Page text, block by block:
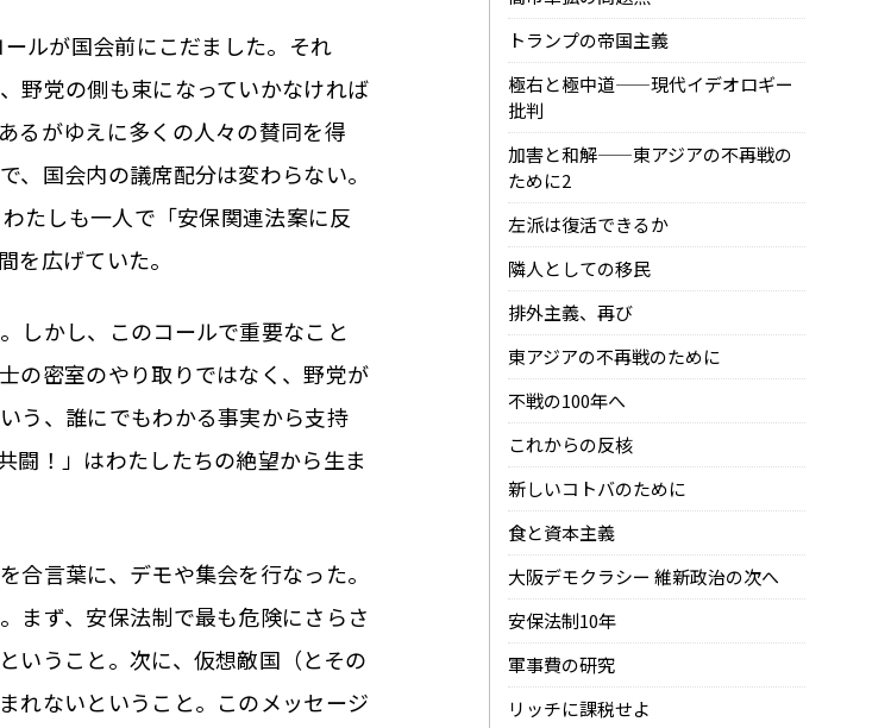
ルが国会前にこだました。それ
野党の側も束になっていかなければ
るがゆえに多くの人々の賛同を得
、国会内の議席配分は変わらない。
たしも一人で「安保関連法案に反
を広げていた。
しかし、このコールで重要なこと
の密室のやり取りではなく、野党が
う、誰にでもわかる事実から支持
闘！」はわたしたちの絶望から生ま
言葉に、デモや集会を行なった。
まず、安保法制で最も危険にさらさ
いうこと。次に、仮想敵国（とその
れないということ。このメッセージ
トランプの帝国主義
極右と極中道——現代イデオロギー
批判
加害と和解——東アジアの不再戦の
ために2
左派は復活できるか
隣人としての移民
排外主義、再び
東アジアの不再戦のために
不戦の100年へ
これからの反核
新しいコトバのために
食と資本主義
大阪デモクラシー 維新政治の次へ
安保法制10年
軍事費の研究
リッチに課税せよ